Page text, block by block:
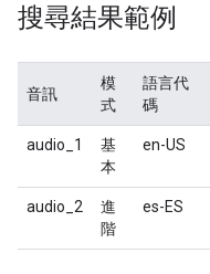
搜尋結果範例
音訊
模
式
語言代
碼
audio_1
基
本
en-US
audio_2
進
階
es-ES